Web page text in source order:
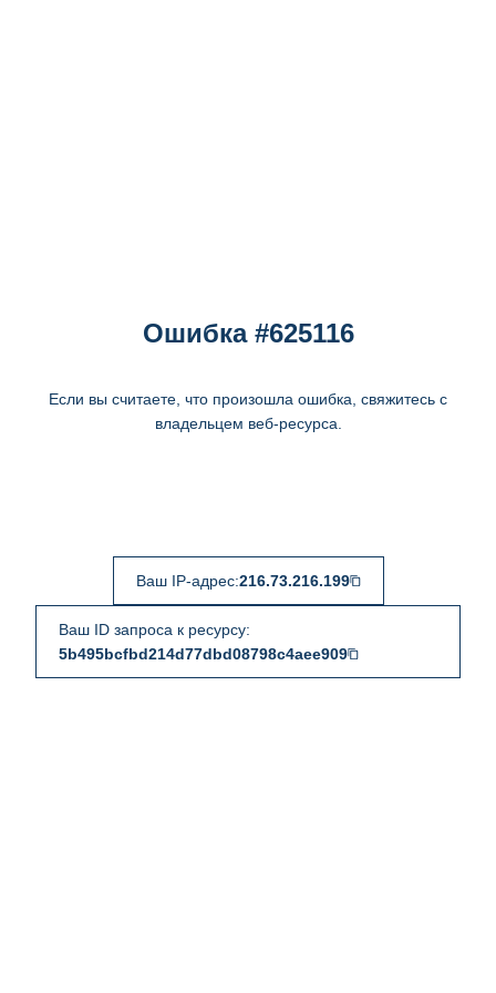
Ошибка #625116
Если вы считаете, что произошла ошибка, свяжитесь с
владельцем веб-ресурса.
Ваш IP-адрес:216.73.216.199
Ваш ID запроса к ресурсу:
5b495bcfbd214d77dbd08798c4aee909